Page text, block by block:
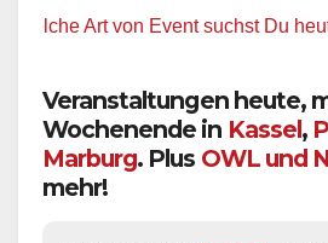
Art von Event suchst Du heute?
Veranstaltungen heute,
Wochenende in Kassel,
Marburg. Plus OWL und
mehr!